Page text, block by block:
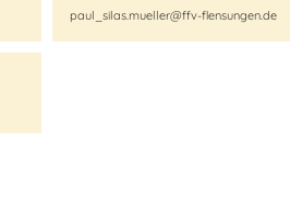
paul_silas.mueller@ffv-flensungen.de